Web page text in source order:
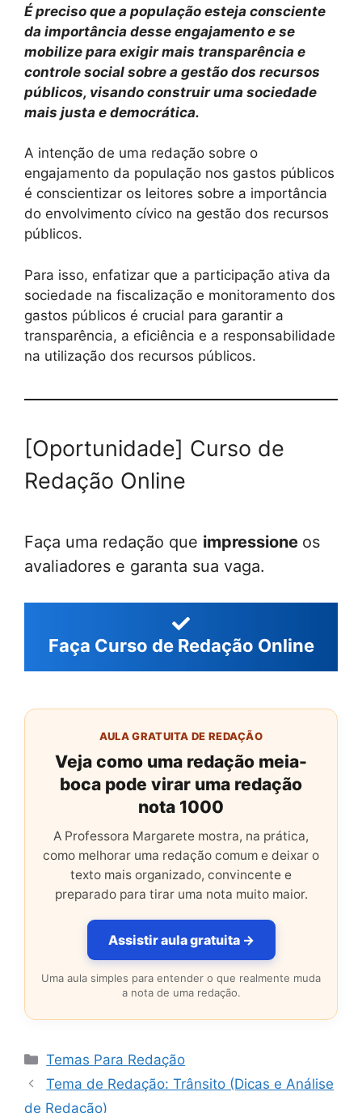
É preciso que a população esteja consciente
da importância desse engajamento e se
mobilize para exigir mais transparência e
controle social sobre a gestão dos recursos
públicos, visando construir uma sociedade
mais justa e democrática.
A intenção de uma redação sobre o
engajamento da população nos gastos públicos
é conscientizar os leitores sobre a importância
do envolvimento cívico na gestão dos recursos
públicos.
Para isso, enfatizar que a participação ativa da
sociedade na fiscalização e monitoramento dos
gastos públicos é crucial para garantir a
transparência, a eficiência e a responsabilidade
na utilização dos recursos públicos.
[Oportunidade] Curso de
Redação Online
Faça uma redação que impressione os
avaliadores e garanta sua vaga.
Faça Curso de Redação Online
AULA GRATUITA DE REDAÇÃO
Veja como uma redação meia-
boca pode virar uma redação
nota 1000
A Professora Margarete mostra, na prática,
como melhorar uma redação comum e deixar o
texto mais organizado, convincente e
preparado para tirar uma nota muito maior.
Assistir aula gratuita →
Uma aula simples para entender o que realmente muda
a nota de uma redação.
Categorias
Temas Para Redação
Tema de Redação: Trânsito (Dicas e Análise
de Redação)